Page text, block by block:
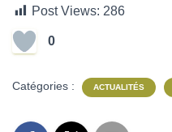
Post Views: 286
0
Catégories : ACTUALITÉS